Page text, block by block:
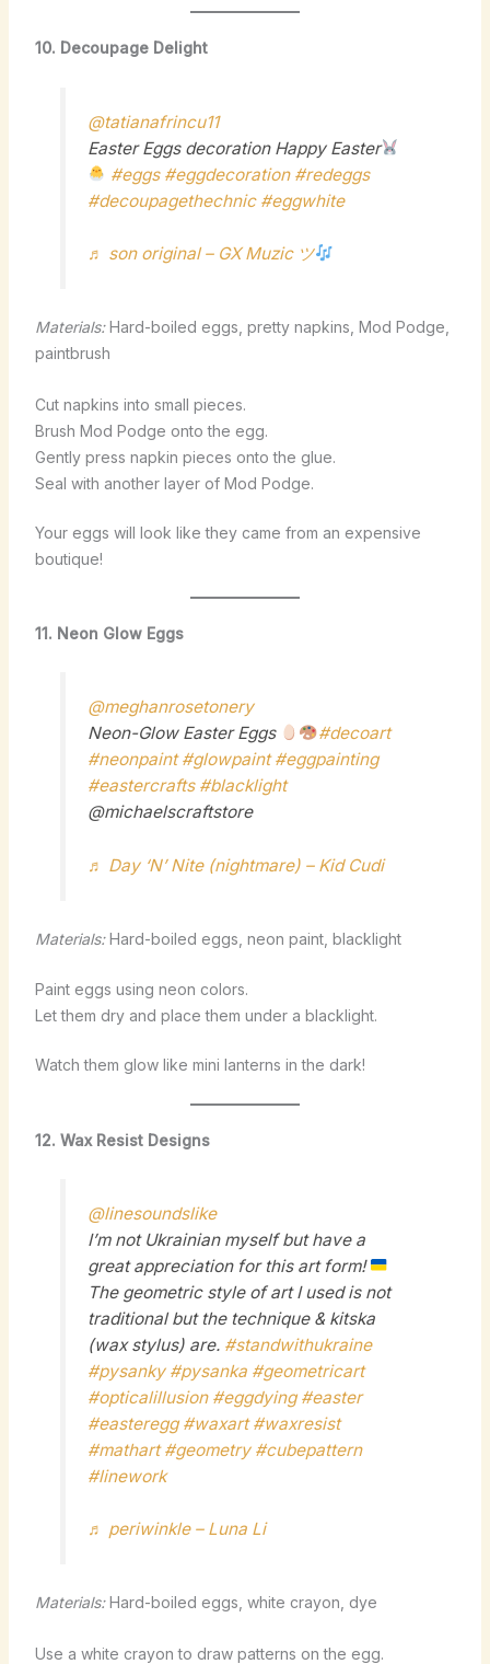
10. Decoupage Delight
@tatianafrincu11
Easter Eggs decoration Happy Easter
#eggs #eggdecoration #redeggs
#decoupagethechnic #eggwhite
♬ son original – GX Muzic ツ
Materials:Hard-boiled eggs, pretty napkins, Mod Podge,
paintbrush
Cut napkins into small pieces.
Brush Mod Podge onto the egg.
Gently press napkin pieces onto the glue.
Seal with another layer of Mod Podge.
Your eggs will look like they came from an expensive
boutique!
11. Neon Glow Eggs
@meghanrosetonery
Neon-Glow Easter Eggs
#decoart
#neonpaint #glowpaint #eggpainting
#eastercrafts #blacklight
@michaelscraftstore
♬ Day ‘N’ Nite (nightmare) – Kid Cudi
Materials:Hard-boiled eggs, neon paint, blacklight
Paint eggs using neon colors.
Let them dry and place them under a blacklight.
Watch them glow like mini lanterns in the dark!
12. Wax Resist Designs
@linesoundslike
I’m not Ukrainian myself but have a
great appreciation for this art form!
The geometric style of art I used is not
traditional but the technique & kitska
(wax stylus) are. #standwithukraine
#pysanky #pysanka #geometricart
#opticalillusion #eggdying #easter
#easteregg #waxart #waxresist
#mathart #geometry #cubepattern
#linework
♬ periwinkle – Luna Li
Materials:Hard-boiled eggs, white crayon, dye
Use a white crayon to draw patterns on the egg.